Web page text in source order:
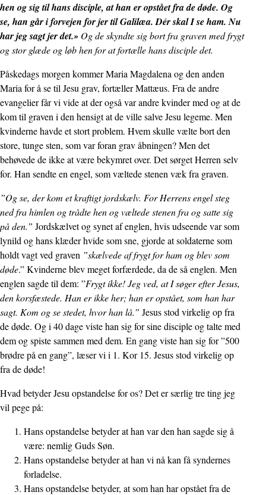
hen og sig til hans disciple, at han er opstået fra de døde. Og
se, han går i forvejen for jer til Galilæa. Dér skal I se ham. Nu
har jeg sagt jer det.» Og de skyndte sig bort fra graven med frygt
og stor glæde og løb hen for at fortælle hans disciple det.
Påskedags morgen kommer Maria Magdalena og den anden
Maria for å se til Jesu grav, fortæller Mattæus. Fra de andre
evangelier får vi vide at der også var andre kvinder med og at de
kom til graven i den hensigt at de ville salve Jesu legeme. Men
kvinderne havde et stort problem. Hvem skulle vælte bort den
store, tunge sten, som var foran grav åbnin­gen? Men det
behøvede de ikke at være bekymret over. Det sørget Herren selv
for. Han sendte en engel, som væltede stenen væk fra graven.
”Og se, der kom et kraftigt jordskælv. For Herrens engel steg
ned fra himlen og trådte hen og væltede stenen fra og satte sig
på den.” Jordskælvet og synet af englen, hvis udseende var som
lynild og hans klæder hvide som sne, gjorde at soldaterne som
holdt vagt ved graven ”skælvede af frygt for ham og blev som
døde.” Kvinderne blev meget forfærdede, da de så englen. Men
englen sagde til dem: ”Frygt ikke! Jeg ved, at I søger efter Jesus,
den korsfæstede. Han er ikke her; han er opstået, som han har
sagt. Kom og se stedet, hvor han lå.” Jesus stod virkelig op fra
de døde. Og i 40 dage viste han sig for sine disciple og talte med
dem og spiste sammen med dem. En gang viste han sig for ”500
brødre på en gang”, læser vi i 1. Kor 15. Jesus stod virkelig op
fra de døde!
Hvad betyder Jesu opstandelse for os? Det er særlig tre ting jeg
vil pege på:
Hans opstandelse betyder at han var den han sagde sig å
være: nemlig Guds Søn.
Hans opstandelse betyder at han vi nå kan få syndernes
forladelse.
Hans opstandelse betyder, at som han har opstået fra de